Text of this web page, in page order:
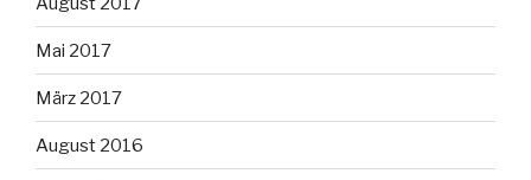
Mai 2017
März 2017
August 2016